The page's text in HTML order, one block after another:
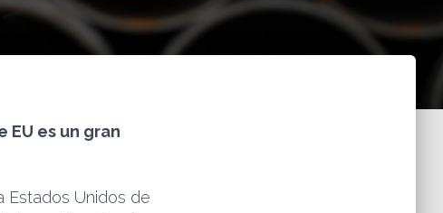
es un gran
Estados Unidos de